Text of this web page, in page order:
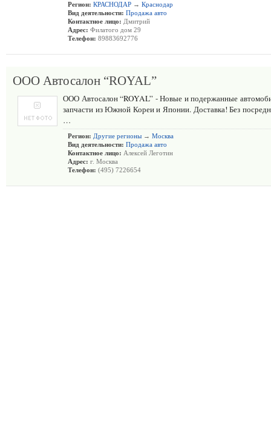
Регион: КРАСНОДАР → Краснодар
Вид деятельности: Продажа авто
Контактное лицо: Дмитрий
Адрес: Филатого дом 29
Телефон: 89883692776
ООО Автосалон “ROYAL”
ООО Автосалон “ROYAL” - Новые и подержанные
запчасти из Южной Кореи и Японии. Доставка! Без
…
Регион: Другие регионы → Москва
Вид деятельности: Продажа авто
Контактное лицо: Алексей Леготин
Адрес: г. Москва
Телефон: (495) 7226654